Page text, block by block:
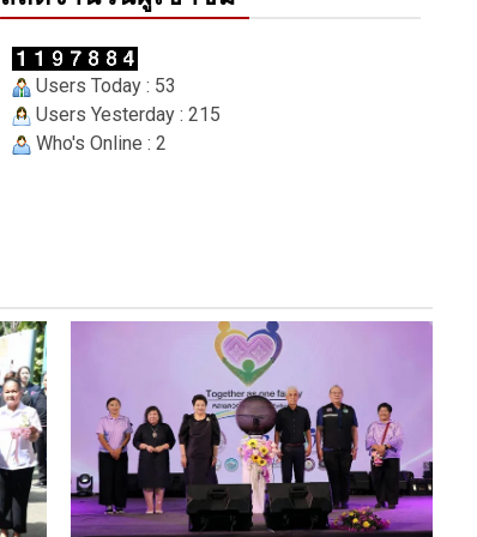
Users Today : 53
Users Yesterday : 215
Who's Online : 2